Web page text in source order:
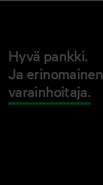
Hyvä pankki.
Ja erinomainen
varainhoitaja.